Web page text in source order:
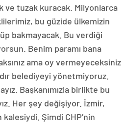
ve tuzak kuracak. Milyonlarca
bu güzide ülkemizin
bakmayacak. Bu verdiği
Benim paramı bana
ama oy vermeyeceksiniz
belediyeyi yönetmiyoruz.
Başkanımızla birlikte bu
Her şey değişiyor. İzmir,
kalesiydi. Şimdi CHP’nin